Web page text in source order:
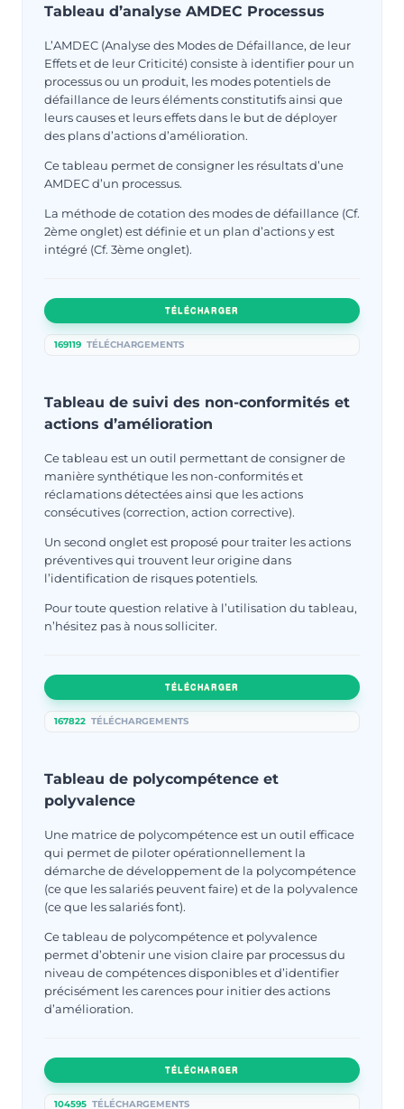
Tableau d’analyse AMDEC Processus
L’AMDEC (Analyse des Modes de Défaillance, de leur
Effets et de leur Criticité) consiste à identifier pour un
processus ou un produit, les modes potentiels de
défaillance de leurs éléments constitutifs ainsi que
leurs causes et leurs effets dans le but de déployer
des plans d’actions d’amélioration.
Ce tableau permet de consigner les résultats d’une
AMDEC d’un processus.
La méthode de cotation des modes de défaillance (Cf.
2ème onglet) est définie et un plan d’actions y est
intégré (Cf. 3ème onglet).
TÉLÉCHARGER
169119 TÉLÉCHARGEMENTS
Tableau de suivi des non-conformités et
actions d’amélioration
Ce tableau est un outil permettant de consigner de
manière synthétique les non-conformités et
réclamations détectées ainsi que les actions
consécutives (correction, action corrective).
Un second onglet est proposé pour traiter les actions
préventives qui trouvent leur origine dans
l’identification de risques potentiels.
Pour toute question relative à l’utilisation du tableau,
n’hésitez pas à nous solliciter.
TÉLÉCHARGER
167822 TÉLÉCHARGEMENTS
Tableau de polycompétence et
polyvalence
Une matrice de polycompétence est un outil efficace
qui permet de piloter opérationnellement la
démarche de développement de la polycompétence
(ce que les salariés peuvent faire) et de la polyvalence
(ce que les salariés font).
Ce tableau de polycompétence et polyvalence
permet d’obtenir une vision claire par processus du
niveau de compétences disponibles et d’identifier
précisément les carences pour initier des actions
d’amélioration.
TÉLÉCHARGER
104595 TÉLÉCHARGEMENTS